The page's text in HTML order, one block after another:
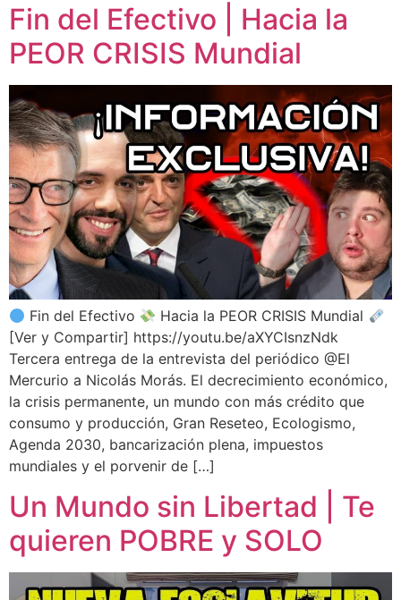
Fin del Efectivo | Hacia la
PEOR CRISIS Mundial
Fin del Efectivo
Hacia la PEOR CRISIS Mundial
[Ver y Compartir] https://youtu.be/aXYCIsnzNdk
Tercera entrega de la entrevista del periódico @El
Mercurio a Nicolás Morás. El decrecimiento económico,
la crisis permanente, un mundo con más crédito que
consumo y producción, Gran Reseteo, Ecologismo,
Agenda 2030, bancarización plena, impuestos
mundiales y el porvenir de […]
Un Mundo sin Libertad | Te
quieren POBRE y SOLO